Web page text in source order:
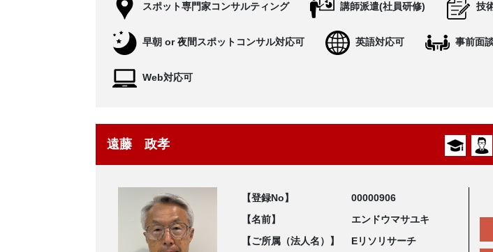
スポット専門家コンサルティング 講師派遣(社員研修) 技
早朝 or 夜間スポットコンサル対応可 英語対応可 事前面
Web対応可
遠藤 政孝
【登録No】
00000906
【名前】
エンドウマサユキ
【ご所属（法人名）】
Eリソリサーチ